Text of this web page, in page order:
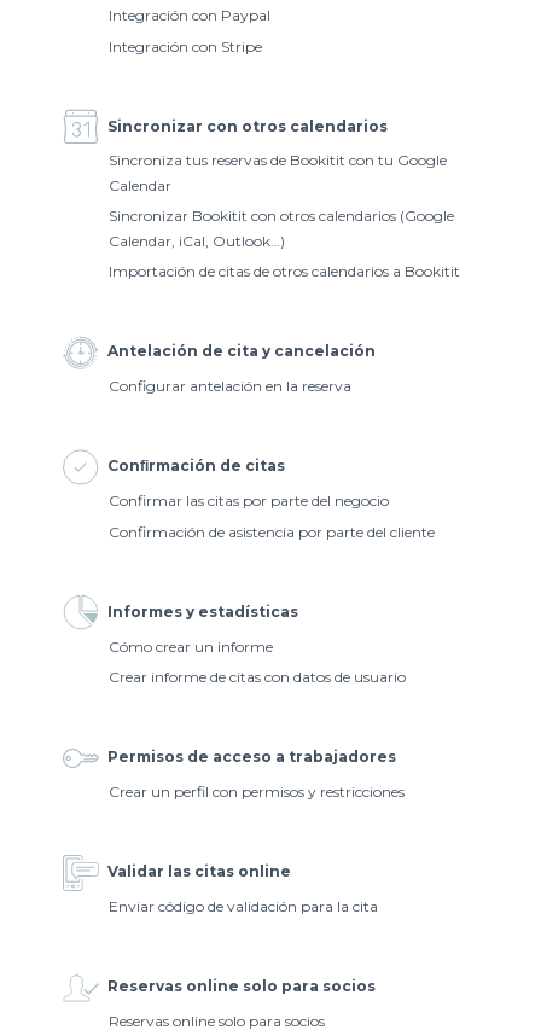
Integración con Paypal
Integración con Stripe
Sincronizar con otros calendarios
Sincroniza tus reservas de Bookitit con tu Google
Calendar
Sincronizar Bookitit con otros calendarios (Google
Calendar, iCal, Outlook…)
Importación de citas de otros calendarios a Bookitit
Antelación de cita y cancelación
Configurar antelación en la reserva
Conﬁrmación de citas
Confirmar las citas por parte del negocio
Confirmación de asistencia por parte del cliente
Informes y estadísticas
Cómo crear un informe
Crear informe de citas con datos de usuario
Permisos de acceso a trabajadores
Crear un perfil con permisos y restricciones
Validar las citas online
Enviar código de validación para la cita
Reservas online solo para socios
Reservas online solo para socios